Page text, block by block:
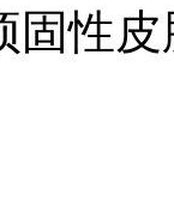
固性皮